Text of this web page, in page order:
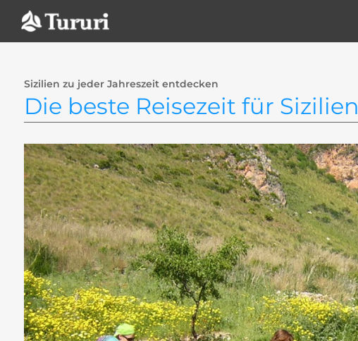
Inhalt
springen
Sizilien zu jeder Jahreszeit entdecken
Die beste Reisezeit für Sizilien